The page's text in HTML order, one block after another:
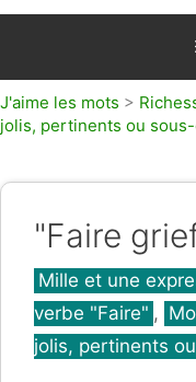
J'aime les mots >
jolis, pertinents ou
"Faire
Catégories
Mille et une
verbe "Faire" ,
jolis, pertinents